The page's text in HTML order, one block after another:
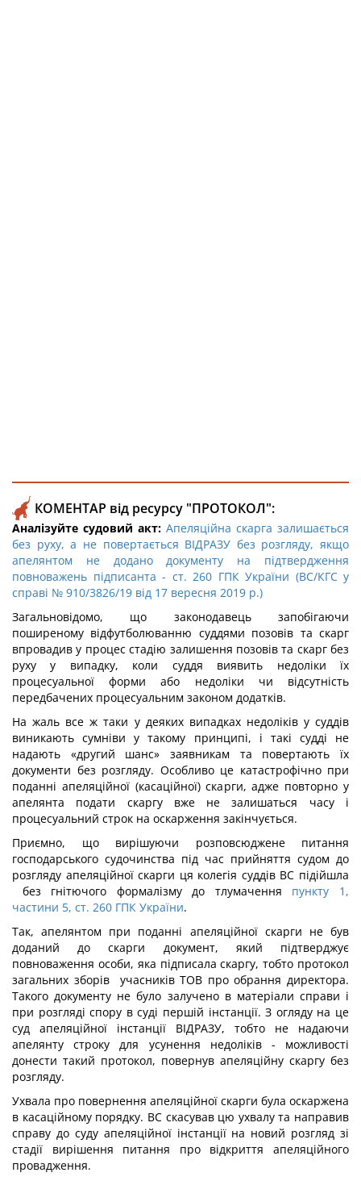
КОМЕНТАР від ресурсу "ПРОТОКОЛ":
Аналізуйте судовий акт: Апеляційна скарга залишається
без руху, а не повертається ВІДРАЗУ без розгляду, якщо
апелянтом не додано документу на підтвердження
повноважень підписанта - ст. 260 ГПК України (ВС/КГС у
справі № 910/3826/19 від 17 вересня 2019 р.)
Загальновідомо, що законодавець запобігаючи
поширеному відфутболюванню суддями позовів та скарг
впровадив у процес стадію залишення позовів та скарг без
руху у випадку, коли суддя виявить недоліки їх
процесуальної форми або недоліки чи відсутність
передбачених процесуальним законом додатків.
На жаль все ж таки у деяких випадках недоліків у суддів
виникають сумніви у такому принципі, і такі судді не
надають «другий шанс» заявникам та повертають їх
документи без розгляду. Особливо це катастрофічно при
поданні апеляційної (касаційної) скарги, адже повторно у
апелянта подати скаргу вже не залишаться часу і
процесуальний строк на оскарження закінчується.
Приємно, що вирішуючи розповсюджене питання
господарського судочинства під час прийняття судом до
розгляду апеляційної скарги ця колегія суддів ВС підійшла
без гнітючого формалізму до тлумачення пункту 1,
частини 5, ст. 260 ГПК України.
Так, апелянтом при поданні апеляційної скарги не був
доданий до скарги документ, який підтверджує
повноваження особи, яка підписала скаргу, тобто протокол
загальних зборів учасників ТОВ про обрання директора.
Такого документу не було залучено в матеріали справи і
при розгляді спору в суді першій інстанції. З огляду на це
суд апеляційної інстанції ВІДРАЗУ, тобто не надаючи
апелянту строку для усунення недоліків - можливості
донести такий протокол, повернув апеляційну скаргу без
розгляду.
Ухвала про повернення апеляційної скарги була оскаржена
в касаційному порядку. ВС скасував цю ухвалу та направив
справу до суду апеляційної інстанції на новий розгляд зі
стадії вирішення питання про відкриття апеляційного
провадження.